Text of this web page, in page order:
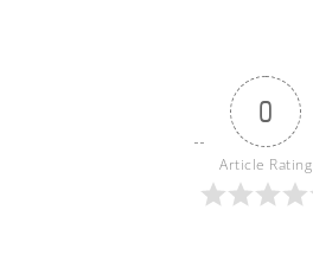
0
Article Rating